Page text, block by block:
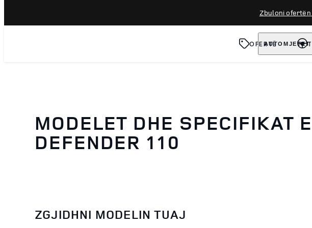
Zbuloni
AUTOMJETET
OFERTË
MODELET DHE SPECIFIKAT E
DEFENDER 110
ZGJIDHNI MODELIN TUAJ